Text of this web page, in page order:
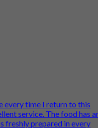
every time I return to this
service. The food has
freshly prepared in every